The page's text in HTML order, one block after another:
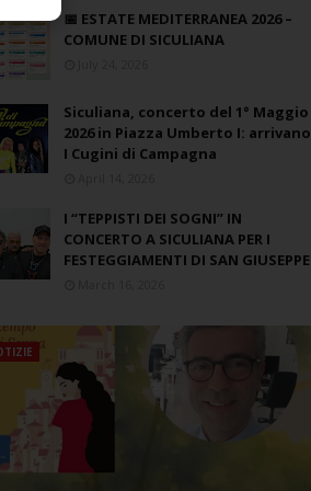
📅 ESTATE MEDITERRANEA 2026 –
COMUNE DI SICULIANA
Siculiana, concerto del 1° Maggio
2026 in Piazza Umberto I: arrivano
I Cugini di Campagna
I “TEPPISTI DEI SOGNI” IN
CONCERTO A SICULIANA PER I
FESTEGGIAMENTI DI SAN GIUSEPPE